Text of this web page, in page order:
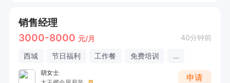
销售经理
3000-8000 元/月 40分钟前
西城 节日福利 工作餐 免费培训 ...
胡女士
申请